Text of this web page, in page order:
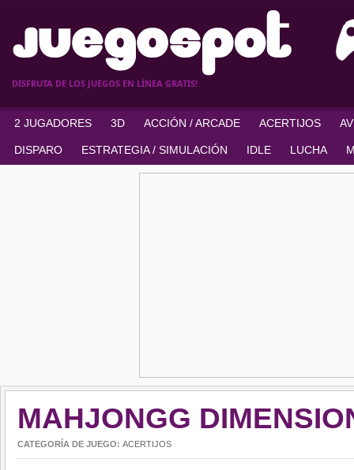
DISFRUTA DE LOS JUEGOS EN LÍNEA GRATIS!
2 JUGADORES 3D ACCIÓN / ARCADE ACERTIJOS
DISPARO ESTRATEGIA / SIMULACIÓN IDLE LUCHA
MAHJONGG
CATEGORÍA DE JUEGO: ACERTIJOS